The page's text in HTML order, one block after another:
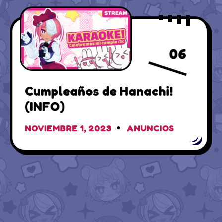
06
Cumpleaños de Hanachi!
(INFO)
NOVIEMBRE 1, 2023 ANUNCIOS